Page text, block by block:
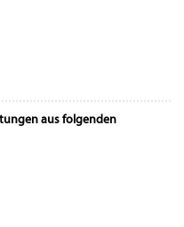
aus folgenden